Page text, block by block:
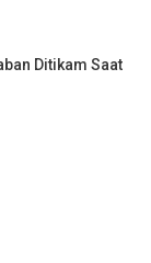
Ditikam Saat